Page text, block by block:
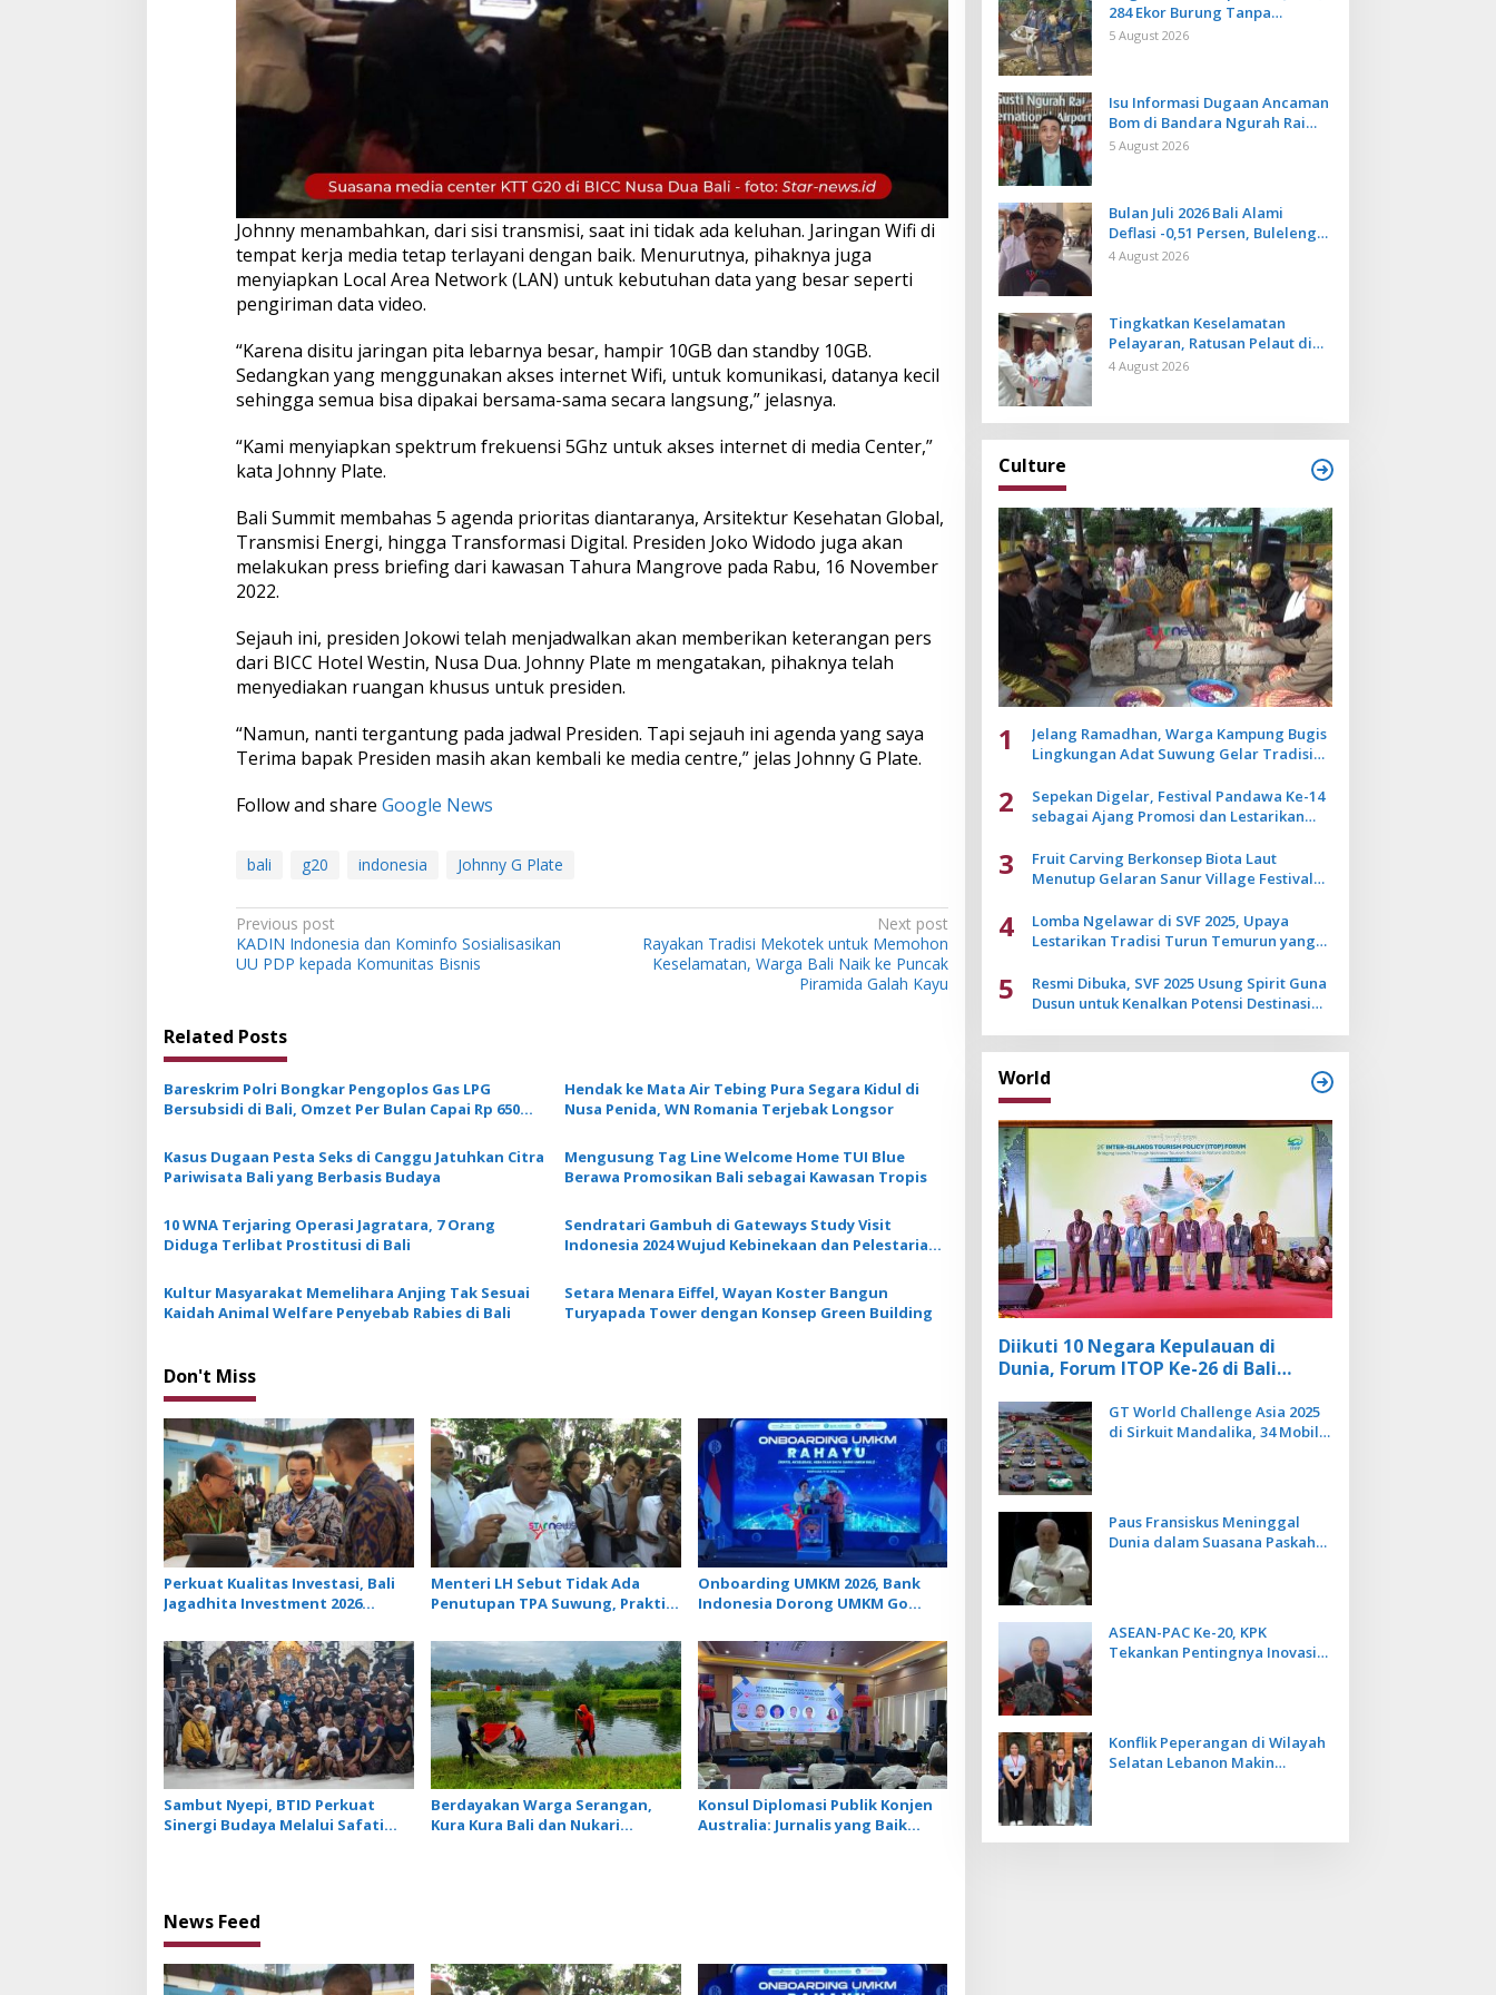
Johnny menambahkan, dari sisi transmisi, saat ini tidak ada keluhan. Jaringan Wifi di
tempat kerja media tetap terlayani dengan baik. Menurutnya, pihaknya juga
menyiapkan Local Area Network (LAN) untuk kebutuhan data yang besar seperti
pengiriman data video.
“Karena disitu jaringan pita lebarnya besar, hampir 10GB dan standby 10GB.
Sedangkan yang menggunakan akses internet Wifi, untuk komunikasi, datanya kecil
sehingga semua bisa dipakai bersama-sama secara langsung,” jelasnya.
“Kami menyiapkan spektrum frekuensi 5Ghz untuk akses internet di media Center,”
kata Johnny Plate.
Bali Summit membahas 5 agenda prioritas diantaranya, Arsitektur Kesehatan Global,
Transmisi Energi, hingga Transformasi Digital. Presiden Joko Widodo juga akan
melakukan press briefing dari kawasan Tahura Mangrove pada Rabu, 16 November
2022.
Sejauh ini, presiden Jokowi telah menjadwalkan akan memberikan keterangan pers
dari BICC Hotel Westin, Nusa Dua. Johnny Plate m mengatakan, pihaknya telah
menyediakan ruangan khusus untuk presiden.
“Namun, nanti tergantung pada jadwal Presiden. Tapi sejauh ini agenda yang saya
Terima bapak Presiden masih akan kembali ke media centre,” jelas Johnny G Plate.
Follow and share Google News
bali g20 indonesia Johnny G Plate
P
o
t
n
a
v
i
g
a
t
o
Previous post
KADIN Indonesia dan Kominfo Sosialisasikan
UU PDP kepada Komunitas Bisnis
Next post
Rayakan Tradisi Mekotek untuk Memohon
Keselamatan, Warga Bali Naik ke Puncak
Piramida Galah Kayu
Related Posts
Bareskrim Polri Bongkar Pengoplos Gas LPG
Bersubsidi di Bali, Omzet Per Bulan Capai Rp 650
Hendak ke Mata Air Tebing Pura Segara Kidul di
Nusa Penida, WN Romania Terjebak Longsor
Kasus Dugaan Pesta Seks di Canggu Jatuhkan Citra
Pariwisata Bali yang Berbasis Budaya
Mengusung Tag Line Welcome Home TUI Blue
Berawa Promosikan Bali sebagai Kawasan Tropis
10 WNA Terjaring Operasi Jagratara, 7 Orang
Diduga Terlibat Prostitusi di Bali
Sendratari Gambuh di Gateways Study Visit
Indonesia 2024 Wujud Kebinekaan dan Pelestarian
Kultur Masyarakat Memelihara Anjing Tak Sesuai
Kaidah Animal Welfare Penyebab Rabies di Bali
Setara Menara Eiffel, Wayan Koster Bangun
Turyapada Tower dengan Konsep Green Building
Don't Miss
Perkuat Kualitas Investasi, Bali
Jagadhita Investment 2026
Balinusra ke 35 Investor
Menteri LH Sebut Tidak Ada
Penutupan TPA Suwung, Praktik
Onboarding UMKM 2026, Bank
Indonesia Dorong UMKM Go
Sambut Nyepi, BTID Perkuat
Sinergi Budaya Melalui Safati
Berdayakan Warga Serangan,
Kura Kura Bali dan Nukari
Konsul Diplomasi Publik Konjen
Australia: Jurnalis yang Baik
News Feed
284 Ekor Burung Tanpa
Dokumen Dilepasliarkan Cegah
5 August 2026
Isu Informasi Dugaan Ancaman
Bom di Bandara Ngurah Rai
Bali Tidak Benar, Operasional
5 August 2026
Bulan Juli 2026 Bali Alami
Deflasi -0,51 Persen, Buleleng
Catat Penurunan Terendah
4 August 2026
Tingkatkan Keselamatan
Pelayaran, Ratusan Pelaut di
Bali Ikuti Pelatihan MPR dan
4 August 2026
Culture
1
Jelang Ramadhan, Warga Kampung Bugis
Lingkungan Adat Suwung Gelar Tradisi
2
Sepekan Digelar, Festival Pandawa Ke-14
sebagai Ajang Promosi dan Lestarikan
3
Fruit Carving Berkonsep Biota Laut
Menutup Gelaran Sanur Village Festival
4
Lomba Ngelawar di SVF 2025, Upaya
Lestarikan Tradisi Turun Temurun yang
5
Resmi Dibuka, SVF 2025 Usung Spirit Guna
Dusun untuk Kenalkan Potensi Destinasi
World
Diikuti 10 Negara Kepulauan di
Dunia, Forum ITOP Ke-26 di Bali
Berbasis Alam dan Budaya
GT World Challenge Asia 2025
di Sirkuit Mandalika, 34 Mobil
Paus Fransiskus Meninggal
Dunia dalam Suasana Paskah
ASEAN-PAC Ke-20, KPK
Tekankan Pentingnya Inovasi
Konflik Peperangan di Wilayah
Selatan Lebanon Makin